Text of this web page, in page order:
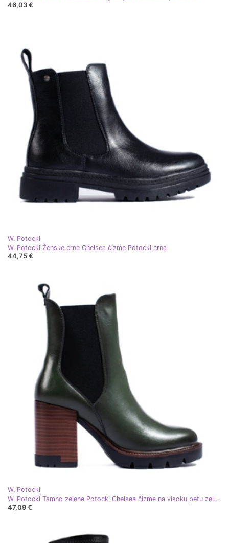
46,03 €
W. Potocki
W. Potocki Ženske crne Chelsea čizme Potocki crna
44,75 €
W. Potocki
W. Potocki Tamno zelene Potocki Chelsea čizme na visoku petu zelena
47,09 €